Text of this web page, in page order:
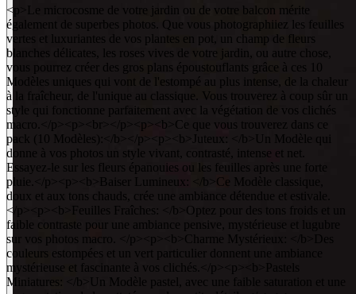
<p>Le microcosme de votre jardin ou de votre balcon mérite
également de superbes photos. Que vous photographiiez les feuilles
vertes et luxuriantes de vos plantes en pot, un champ de fleurs
blanches délicates, les roses vives de votre jardin, ou autre chose,
vous pourrez créer des gros plans époustouflants grâce à ces 10
Modèles uniques qui vont de l'estompé au plus intense, de la chaleur
à la fraîcheur, de l'unique au classique. Vous trouverez à coup sûr un
style qui fonctionne parfaitement avec la végétation de vos clichés
macro.</p><p><br></p><p><b>Ce que vous trouverez dans ce
pack (10 Modèles):</b></p><p><b>Juteux: </b>Un Modèle qui
donne à vos photos un style vivant, contrasté, intense et net.
Essayez-le sur les fleurs épanouies ou les feuilles après une forte
pluie.</p><p><b>Baiser Lumineux: </b>Ce Modèle classique,
doux et aux tons chauds, crée une ambiance détendue et estivale.
</p><p><b>Feuilles Fraîches: </b>Optez pour des tons froids et un
faible contraste pour une ambiance pensive, mystérieuse et lugubre
sur vos photos macro. </p><p><b>Charme Mystérieux: </b>Des
couleurs estompées et un vert particulier donnent une ambiance
mystérieuse et fascinante à vos clichés.</p><p><b>Pastels
Miniatures: </b>Un Modèle pastel, avec une faible saturation et une